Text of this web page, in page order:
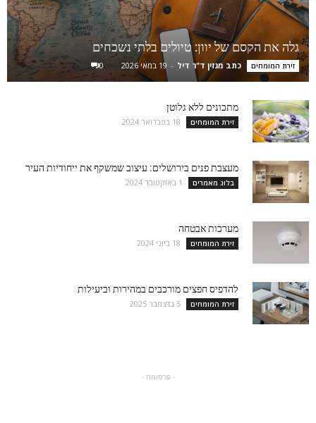
גלה את הקסם של יוון: טיולים בלתי נשכחים
זירת המומחים כתב מגזין ד"ר דיל - 19 במאי 2026 0
מתכונים ללא גלוטן
זירת המומחים 18 בפברואר 2024
מעצבת פנים בירושלים: עיצוב שמשקף את ייחודיות העיר
בלוג מאמרים 1 באוקטובר 2024
מערכות אבטחה
זירת המומחים 18 ביוני 2024
להדפיס חפצים מורכבים במהירות וביעילות
זירת המומחים 5 בדצמבר 2025
- פרסומת -